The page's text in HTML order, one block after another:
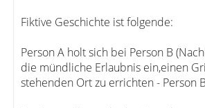
Fiktive Geschichte ist folgende:
Person A holt sich bei Person B
die mündliche Erlaubnis ein,einen
stehenden Ort zu errichten - Person